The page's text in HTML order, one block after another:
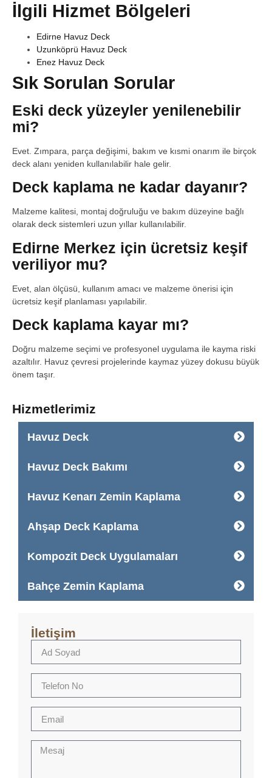
İlgili Hizmet Bölgeleri
Edirne Havuz Deck
Uzunköprü Havuz Deck
Enez Havuz Deck
Sık Sorulan Sorular
Eski deck yüzeyler yenilenebilir
mi?
Evet. Zımpara, parça değişimi, bakım ve kısmi onarım ile birçok
deck alanı yeniden kullanılabilir hale gelir.
Deck kaplama ne kadar dayanır?
Malzeme kalitesi, montaj doğruluğu ve bakım düzeyine bağlı
olarak deck sistemleri uzun yıllar kullanılabilir.
Edirne Merkez için ücretsiz keşif
veriliyor mu?
Evet, alan ölçüsü, kullanım amacı ve malzeme önerisi için
ücretsiz keşif planlaması yapılabilir.
Deck kaplama kayar mı?
Doğru malzeme seçimi ve profesyonel uygulama ile kayma riski
azaltılır. Havuz çevresi projelerinde kaymaz yüzey dokusu büyük
önem taşır.
Hizmetlerimiz
Havuz Deck
Havuz Deck Bakımı
Havuz Kenarı Zemin Kaplama
Ahşap Deck Kaplama
Kompozit Deck Uygulamaları
Bahçe Zemin Kaplama
İletişim